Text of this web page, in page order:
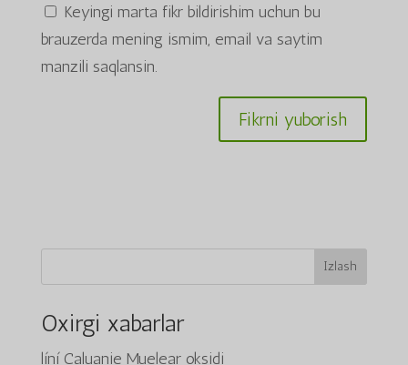
Keyingi marta fikr bildirishim uchun bu
brauzerda mening ismim, email va saytim
manzili saqlansin.
Izlash
Oxirgi xabarlar
líní Caluanie Muelear oksidi